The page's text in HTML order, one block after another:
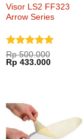
Visor LS2 FF323
Arrow Series
Dinilai5
dari 5
Rp500.000
Harga
aslinya
Rp 433.000Harga